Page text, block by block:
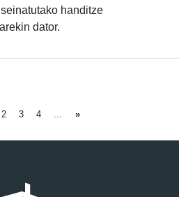
handitze
dator.
2 3 4 »